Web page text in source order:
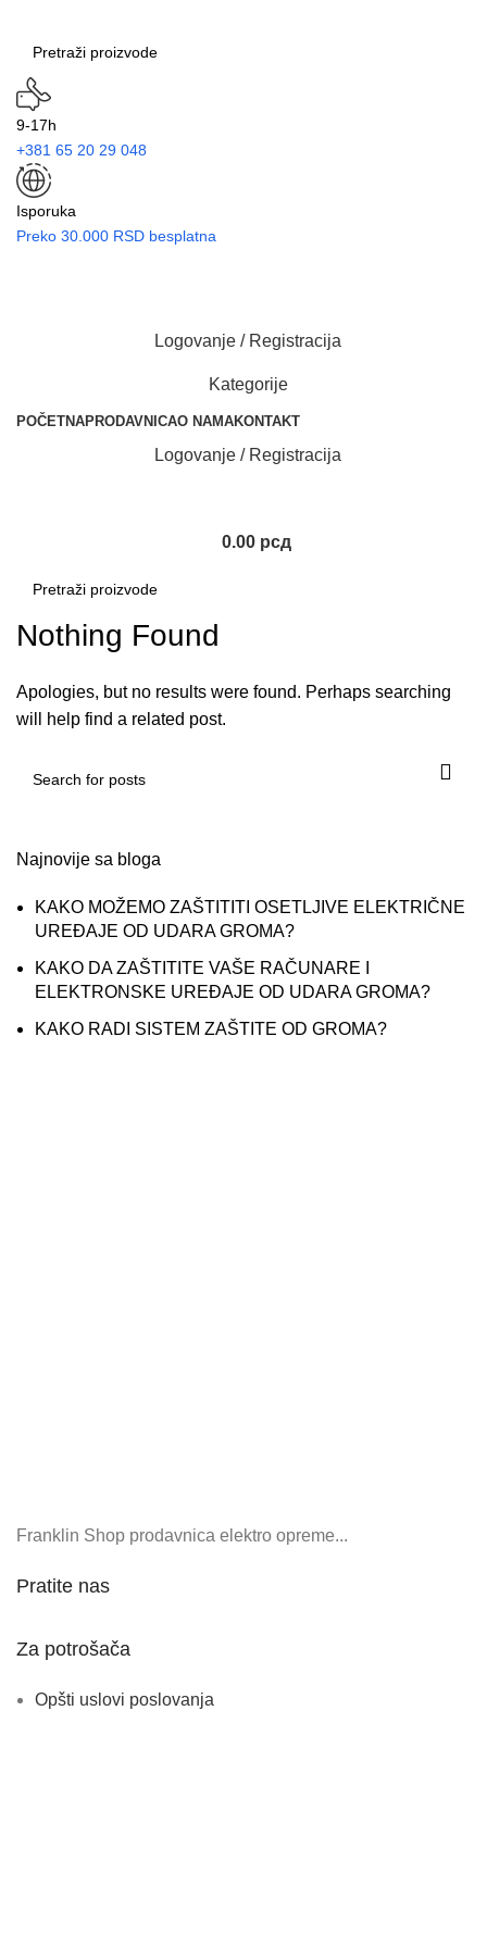
9-17h
+381 65 20 29 048
Isporuka
Preko 30.000 RSD besplatna
Logovanje / Registracija
Kategorije
POČETNAPRODAVNICAO NAMAKONTAKT
Logovanje / Registracija
0.00 рсд
Nothing Found
Apologies, but no results were found. Perhaps searching
will help find a related post.
Najnovije sa bloga
KAKO MOŽEMO ZAŠTITITI OSETLJIVE ELEKTRIČNE
UREĐAJE OD UDARA GROMA?
KAKO DA ZAŠTITITE VAŠE RAČUNARE I
ELEKTRONSKE UREĐAJE OD UDARA GROMA?
KAKO RADI SISTEM ZAŠTITE OD GROMA?
Franklin Shop prodavnica elektro opreme...
Pratite nas
Za potrošača
Opšti uslovi poslovanja